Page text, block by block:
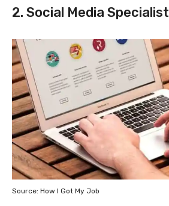
2. Social Media Specialist
Source: How I Got My Job